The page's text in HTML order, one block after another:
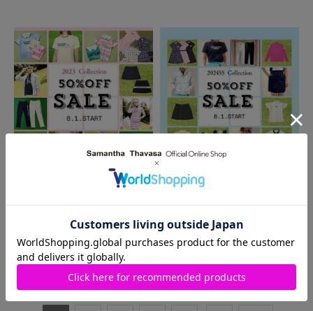
2024.06.01
START！今期発売のセールアイテ
ムをご紹介🍀